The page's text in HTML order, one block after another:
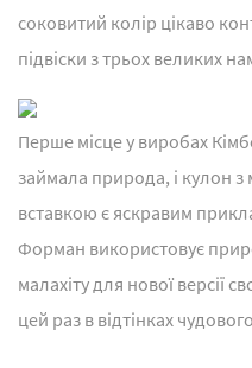
соковитий колір цікаво
підвіски з трьох великих
Перше місце у виробах
займала природа, і кулон з
вставкою є яскравим
Форман використовує
малахіту для нової версії
цей раз в відтінках